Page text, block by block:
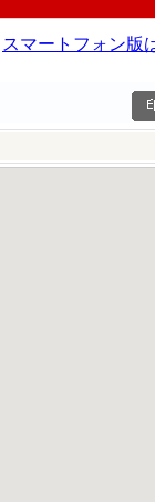
スマートフォン版